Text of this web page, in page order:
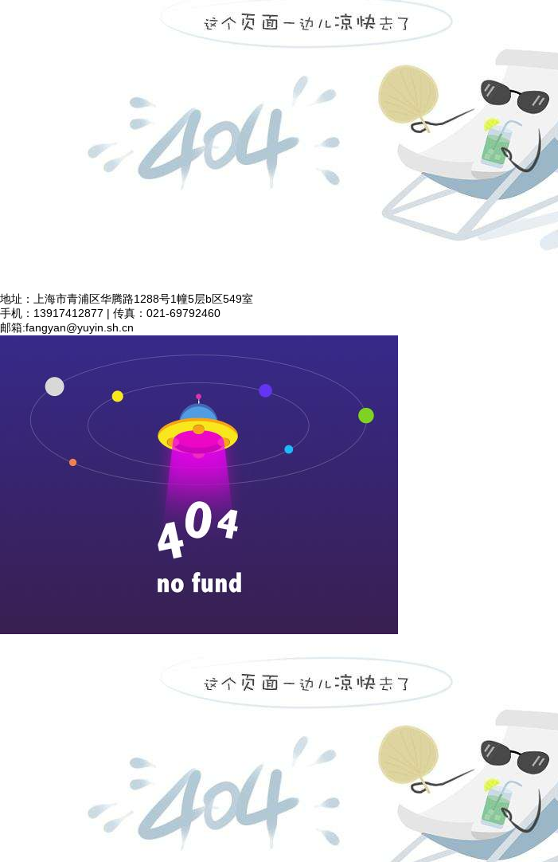
地址：上海市青浦区华腾路1288号1幢5层b区549室
手机：13917412877 | 传真：021-69792460
邮箱:fangyan@yuyin.sh.cn